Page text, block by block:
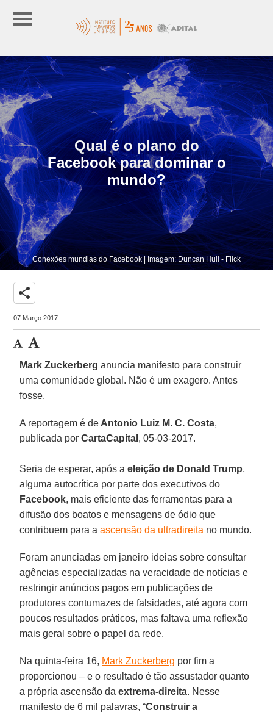
Qual é o plano do
Facebook para dominar o
mundo?
Conexões mundias do Facebook | Imagem: Duncan Hull - Flick
share
07 Março 2017
Mark Zuckerberg anuncia manifesto para construir
uma comunidade global. Não é um exagero. Antes
fosse.
A reportagem é de Antonio Luiz M. C. Costa,
publicada porCartaCapital , 05-03-2017.
Seria de esperar, após a eleição de Donald Trump,
alguma autocrítica por parte dos executivos do
Facebook, mais eficiente das ferramentas para a
difusão dos boatos e mensagens de ódio que
contribuem para aascensão da ultradireita no mundo.
Foram anunciadas em janeiro ideias sobre consultar
agências especializadas na veracidade de notícias e
restringir anúncios pagos em publicações de
produtores contumazes de falsidades, até agora com
poucos resultados práticos, mas faltava uma reflexão
mais geral sobre o papel da rede.
Na quinta-feira 16, Mark Zuckerberg por fim a
proporcionou – e o resultado é tão assustador quanto
a própria ascensão daextrema-direita. Nesse
manifesto de 6 mil palavras, “Construir a